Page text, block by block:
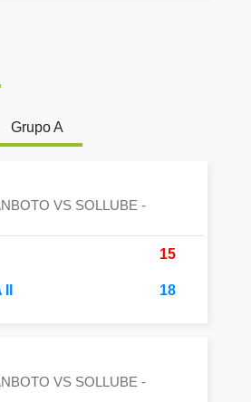
Grupo A
VS SOLLUBE -
15
18
VS SOLLUBE -